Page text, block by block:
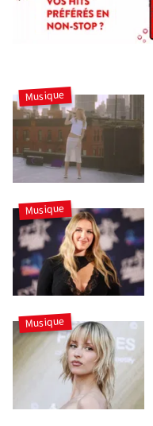
Musique
Musique
Musique